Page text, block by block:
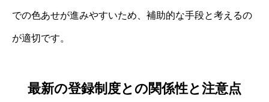
での色あせが進みやすいため、補助的な手段と考えるの
が適切です。
最新の登録制度との関係性と注意点